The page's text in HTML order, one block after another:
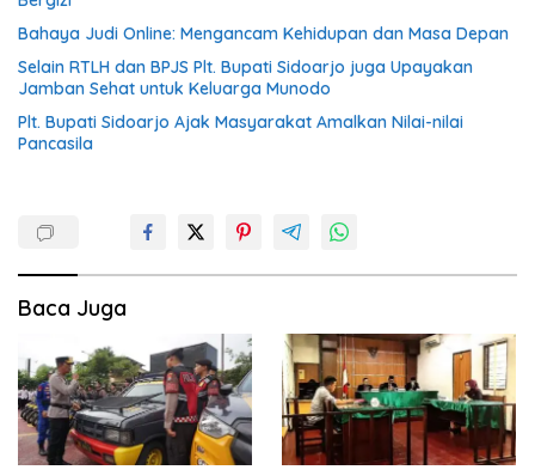
Bahaya Judi Online: Mengancam Kehidupan dan Masa Depan
Selain RTLH dan BPJS Plt. Bupati Sidoarjo juga Upayakan
Jamban Sehat untuk Keluarga Munodo
Plt. Bupati Sidoarjo Ajak Masyarakat Amalkan Nilai-nilai
Pancasila
Baca Juga